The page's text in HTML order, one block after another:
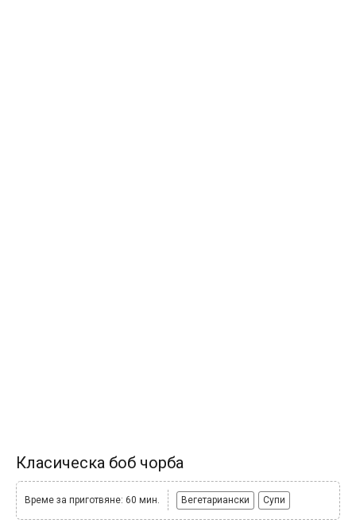
Класическа боб чорба
Време за приготвяне: 60 мин. Вегетариански Супи